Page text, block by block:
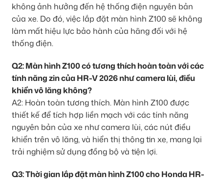
không ảnh hưởng đến hệ thống điện nguyên bản
của xe. Do đó, việc lắp đặt màn hình Z100 sẽ không
làm mất hiệu lực bảo hành của hãng đối với hệ
thống điện.
Q2: Màn hình Z100 có tương thích hoàn toàn với các
tính năng zin của HR-V 2026 như camera lùi, điều
khiển vô lăng không?
A2: Hoàn toàn tương thích. Màn hình Z100 được
thiết kế để tích hợp liền mạch với các tính năng
nguyên bản của xe như camera lùi, các nút điều
khiển trên vô lăng, và hiển thị thông tin xe, mang lại
trải nghiệm sử dụng đồng bộ và tiện lợi.
Q3: Thời gian lắp đặt màn hình Z100 cho Honda HR-